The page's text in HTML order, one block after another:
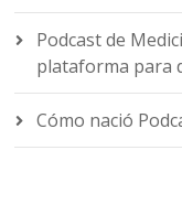
Podcast de
plataforma para
Cómo nació